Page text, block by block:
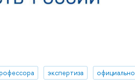
экспертиза официально